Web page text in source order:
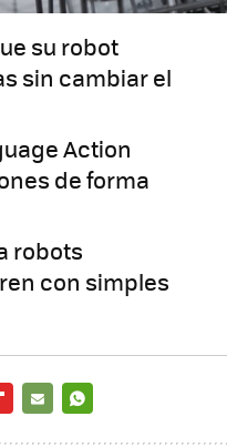
su robot
sin cambiar el
Action
de forma
robots
con simples